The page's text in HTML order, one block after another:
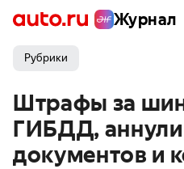
Журнал
Рубрики
Штрафы за
ГИБДД,
документов и